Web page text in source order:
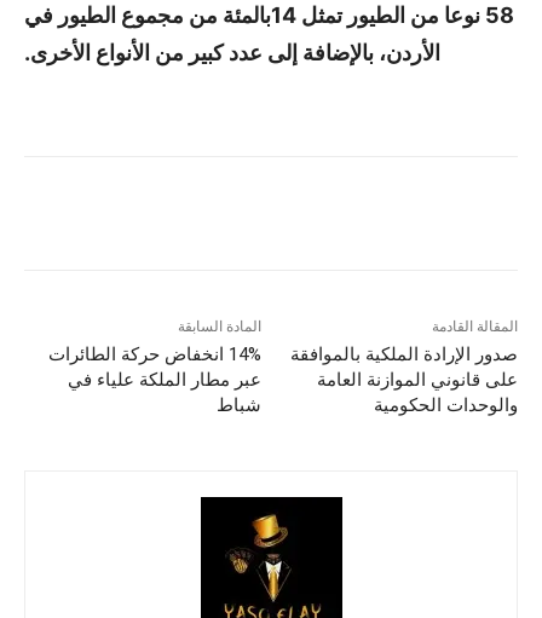
58 نوعا من الطيور تمثل 14بالمئة من مجموع الطيور في
الأردن، بالإضافة إلى عدد كبير من الأنواع الأخرى.
المادة السابقة
14% انخفاض حركة الطائرات
عبر مطار الملكة علياء في
شباط
المقالة القادمة
صدور الإرادة الملكية بالموافقة
على قانوني الموازنة العامة
والوحدات الحكومية